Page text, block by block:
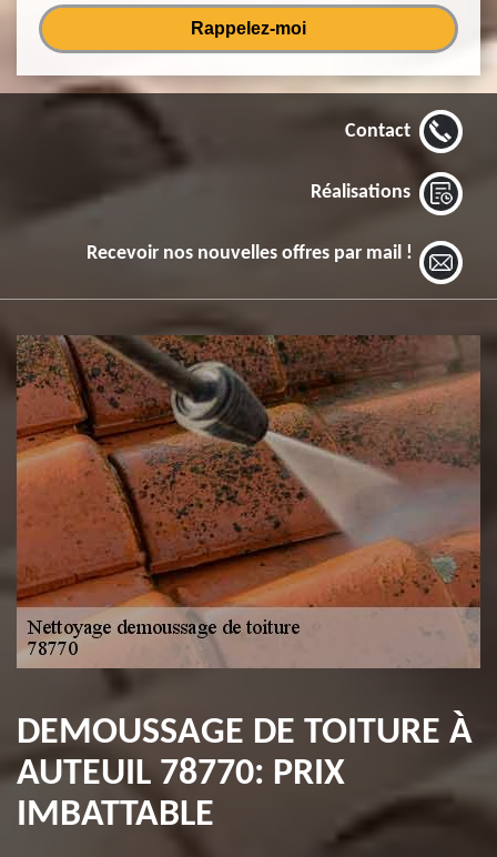
Contact
Réalisations
Recevoir nos nouvelles offres par mail !
DEMOUSSAGE DE TOITURE À
AUTEUIL 78770: PRIX
IMBATTABLE